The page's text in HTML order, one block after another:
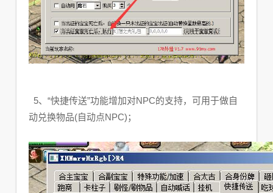
5、“快捷传送”功能增加对NPC的支持，可用于做自
动兑换物品(自动点NPC)；